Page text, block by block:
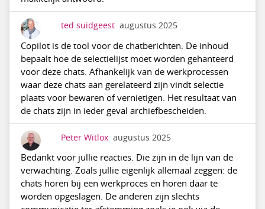
ted suidgeest augustus 2025
Copilot is de tool voor de chatberichten. De inhoud
bepaalt hoe de selectielijst moet worden gehanteerd
voor deze chats. Afhankelijk van de werkprocessen
waar deze chats aan gerelateerd zijn vindt selectie
plaats voor bewaren of vernietigen. Het resultaat van
de chats zijn in ieder geval archiefbescheiden.
Peter Witlox augustus 2025
Bedankt voor jullie reacties. Die zijn in de lijn van de
verwachting. Zoals jullie eigenlijk allemaal zeggen: de
chats horen bij een werkproces en horen daar te
worden opgeslagen. De anderen zijn slechts